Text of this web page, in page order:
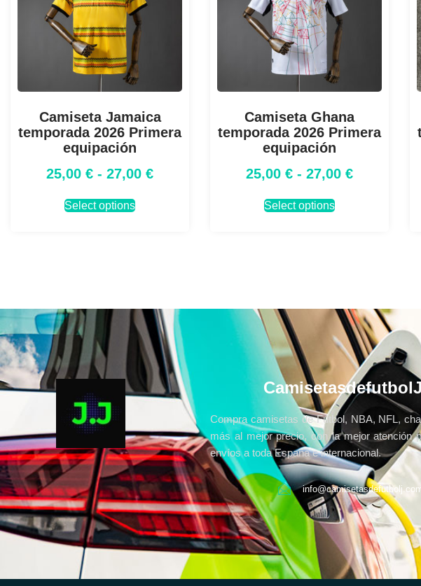
Camiseta Jamaica
temporada 2026 Primera
equipación
25,00 € - 27,00 €
Select options
Camiseta Ghana
temporada 2026 Primera
equipación
25,00 € - 27,00 €
Select options
Compra camisetas de Fútbol, NBA, NFL,
más al mejor precio, con la mejor atención
envíos a toda España e internacional.